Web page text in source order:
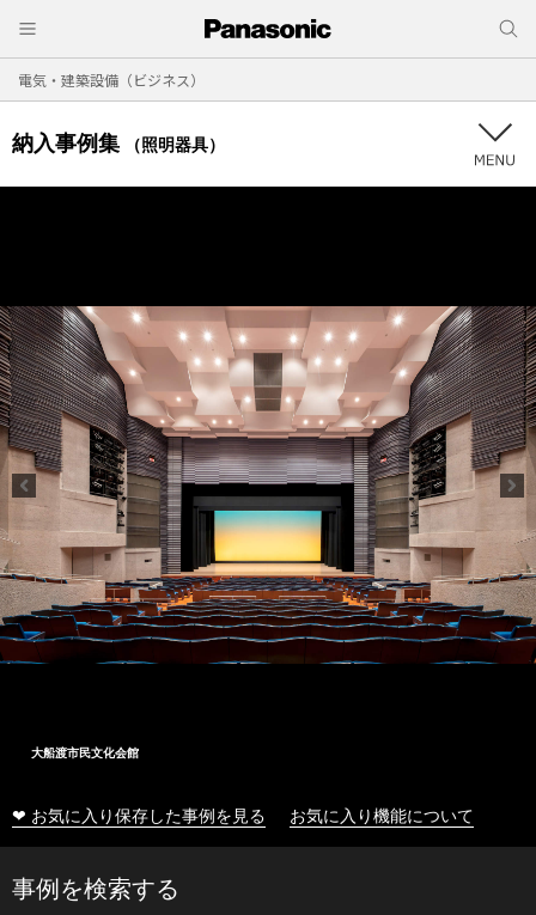
電気・建築設備（ビジネス）
納入事例集 （照明器具）
大船渡市民文化会館
❤ お気に入り保存した事例を見る お気に入り機能について
事例を検索する